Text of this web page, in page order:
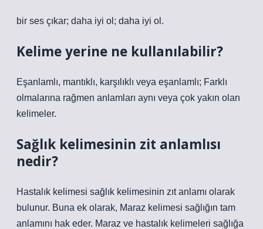
bir ses çıkar; daha iyi ol; daha iyi ol.
Kelime yerine ne kullanılabilir?
Eşanlamlı, mantıklı, karşılıklı veya eşanlamlı; Farklı
olmalarına rağmen anlamları aynı veya çok yakın olan
kelimeler.
Sağlık kelimesinin zit anlamlısı
nedir?
Hastalık kelimesi sağlık kelimesinin zıt anlamı olarak
bulunur. Buna ek olarak, Maraz kelimesi sağlığın tam
anlamını hak eder. Maraz ve hastalık kelimeleri sağlığa